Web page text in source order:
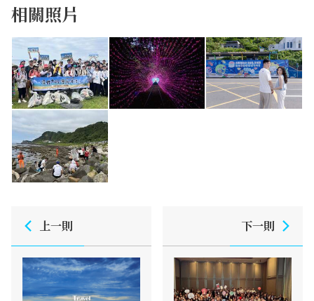
相關照片
上一則 下一則